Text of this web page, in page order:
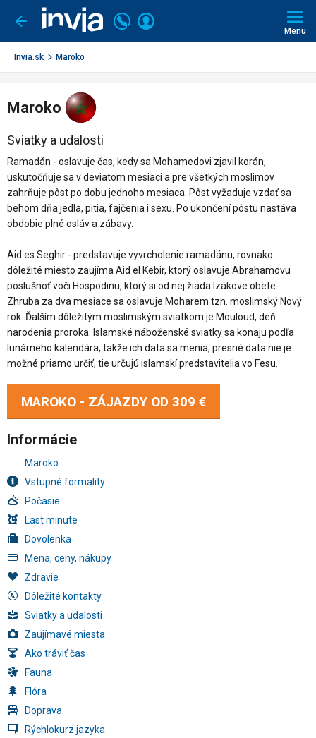
Ísť
späť
Volajte
+421
2
Prihlásiť
Menu
Invia.sk Maroko
Maroko
Sviatky a udalosti
Ramadán - oslavuje čas, kedy sa Mohamedovi zjavil korán,
uskutočňuje sa v deviatom mesiaci a pre všetkých moslimov
zahrňuje pôst po dobu jednoho mesiaca. Pôst vyžaduje vzdať sa
behom dňa jedla, pitia, fajčenia i sexu. Po ukončení pôstu nastáva
obdobie plné osláv a zábavy.
Aid es Seghir - predstavuje vyvrcholenie ramadánu, rovnako
dôležité miesto zaujíma Aid el Kebir, ktorý oslavuje Abrahamovu
poslušnoť voči Hospodinu, ktorý si od nej žiada Izákove obete.
Zhruba za dva mesiace sa oslavuje Moharem tzn. moslimský Nový
rok. Ďalším dôležitým moslimským sviatkom je Mouloud, deň
narodenia proroka. Islamské náboženské sviatky sa konaju podľa
lunárneho kalendára, takže ich data sa menia, presné data nie je
možné priamo určiť, tie určujú islamskí predstavitelia vo Fesu.
MAROKO - ZÁJAZDY OD 309 €
Informácie
Maroko
Vstupné formality
Počasie
Last minute
Dovolenka
Mena, ceny, nákupy
Zdravie
Dôležité kontakty
Sviatky a udalosti
Zaujímavé miesta
Ako tráviť čas
Fauna
Flóra
Doprava
Rýchlokurz jazyka